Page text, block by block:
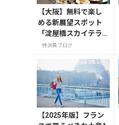
【大阪】無料で楽し
める新展望スポット
「淀屋橋スカイテラ
ス」と30階アフタヌ
特派員ブログ
【2025年版】フラン